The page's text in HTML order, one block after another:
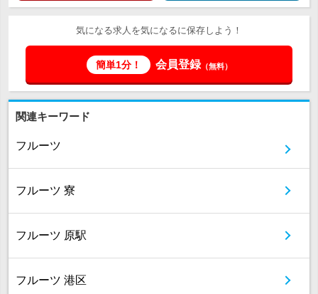
気になる求人を気になるに保存しよう！
簡単1分！ 会員登録（無料）
関連キーワード
フルーツ
フルーツ 寮
フルーツ 原駅
フルーツ 港区